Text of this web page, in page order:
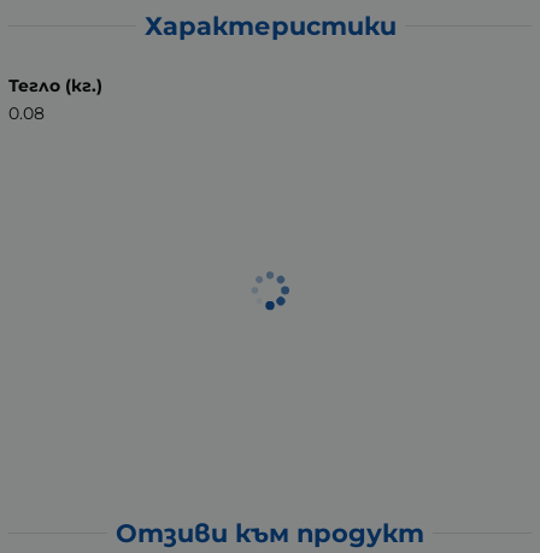
Характеристики
Тегло (кг.)
0.08
Отзиви към продукт